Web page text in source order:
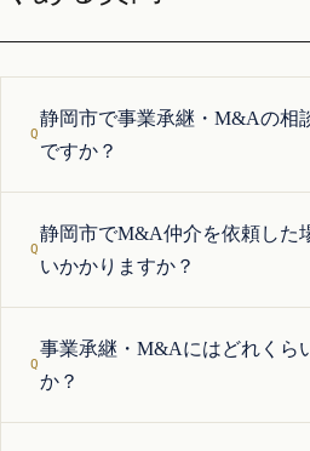
静岡市で事業承継・M&Aの相
ですか？
静岡市でM&A仲介を依頼した
いかかりますか？
事業承継・M&Aにはどれくら
か？